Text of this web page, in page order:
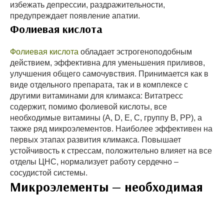
избежать депрессии, раздражительности,
предупреждает появление апатии.
Фолиевая кислота
Фолиевая кислота обладает эстрогеноподобным
действием, эффективна для уменьшения приливов,
улучшения общего самочувствия. Принимается как в
виде отдельного препарата, так и в комплексе с
другими витаминами для климакса: Витатресс
содержит, помимо фолиевой кислоты, все
необходимые витамины (А, D, Е, С, группу В, РР), а
также ряд микроэлементов. Наиболее эффективен на
первых этапах развития климакса. Повышает
устойчивость к стрессам, положительно влияет на все
отделы ЦНС, нормализует работу сердечно –
сосудистой системы.
Микроэлементы — необходимая